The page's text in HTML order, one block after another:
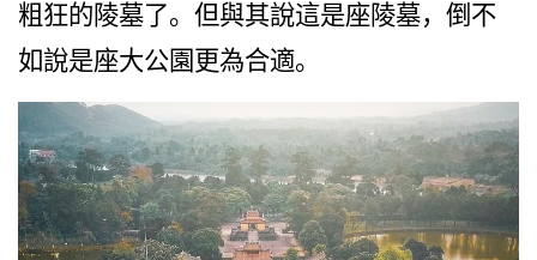
粗狂的陵墓了。但與其說這是座陵墓，倒不
如說是座大公園更為合適。